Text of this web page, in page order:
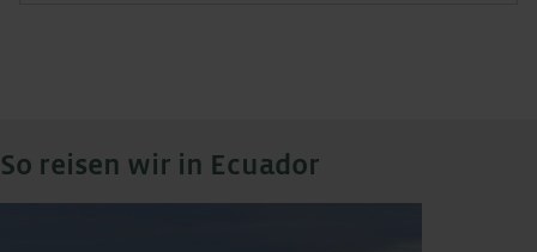
So reisen wir in Ecuador